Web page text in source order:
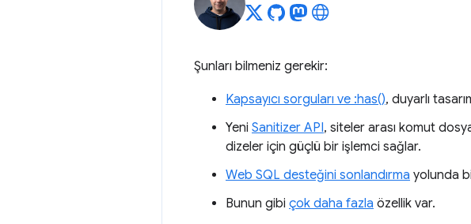
Şunları bilmeniz gerekir:
Kapsayıcı sorguları ve :has(), duyarlı
Yeni Sanitizer API, siteler arası komut
dizeler için güçlü bir işlemci sağlar.
Web SQL desteğini sonlandırma yolunda
Bunun gibi çok daha fazla özellik var.